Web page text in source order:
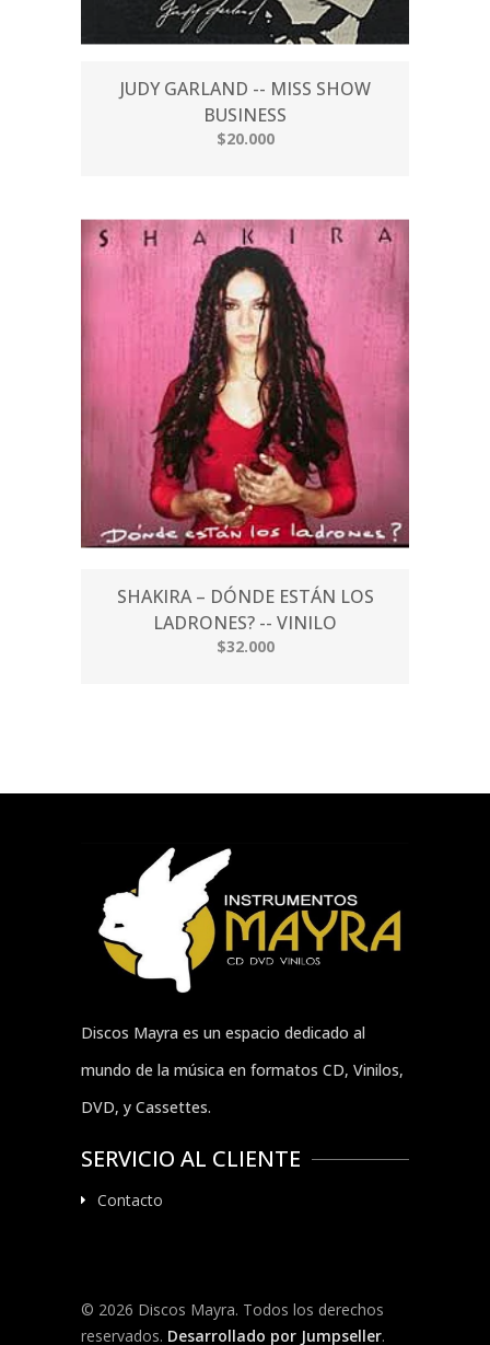
JUDY GARLAND -- MISS SHOW
BUSINESS
$20.000
SHAKIRA – DÓNDE ESTÁN LOS
LADRONES? -- VINILO
$32.000
Discos Mayra es un espacio dedicado al
mundo de la música en formatos CD, Vinilos,
DVD, y Cassettes.
SERVICIO AL CLIENTE
Contacto
© 2026 Discos Mayra. Todos los derechos
reservados. Desarrollado por Jumpseller.